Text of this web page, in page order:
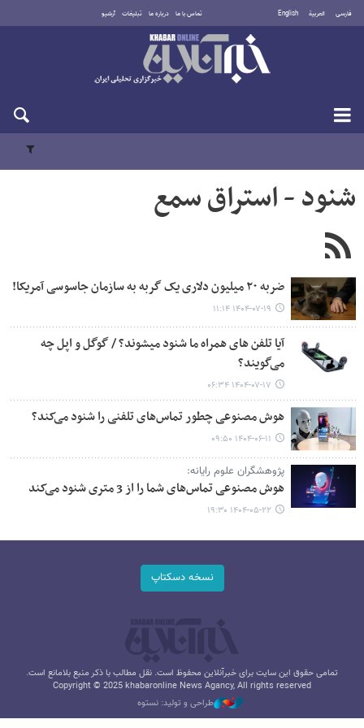
فارسی العربية English تماس با ما درباره ما تبلیغات آرشیو
شنبه ۱۷ مرداد ۱۴۰۵
شنود - استراق سمع
ضربه ۲۰ میلیون‌ دلاری یک گربه به سازمان‌ جاسوسی آمریکا!
۱۴۰۴-۰۷-۱۹ ۱۱:۱۴
آیا تلفن های همراه ما شنود میشوند؟ / گوگل و اپل چه
می‌گویند؟
۱۴۰۴-۰۷-۱۷ ۰۶:۳۴
هوش مصنوعی چطور تماس‌های تلفنی را شنود می‌کند؟
۱۴۰۴-۰۶-۱۱ ۰۹:۵۰
پژوهشگران علوم رایانه:
هوش مصنوعی تماس‌های شما را از 3 متری شنود می‌کند
۱۴۰۴-۰۵-۲۲ ۱۹:۳۰
نسخه دسکتاپ
تمامی حقوق این سایت برای خبرآنلاین محفوظ است. نقل مطالب با ذکر منبع بلامانع است.
Copyright © 2025 khabaronline News Agancy, All rights reserved
طراحی و تولید: نستوه